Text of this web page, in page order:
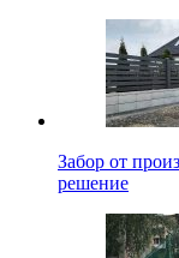
Забор от
решение